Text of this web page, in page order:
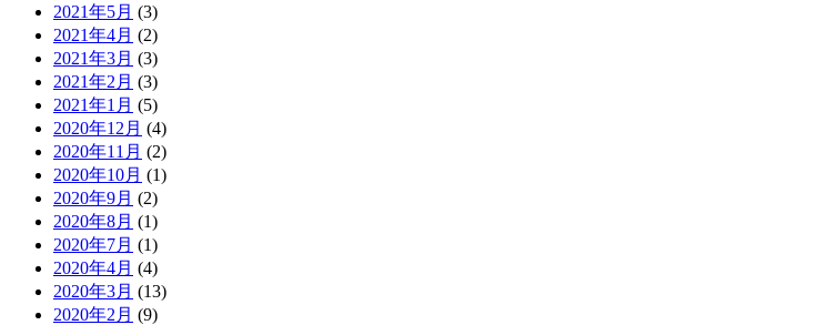
2021年5月 (3)
2021年4月 (2)
2021年3月 (3)
2021年2月 (3)
2021年1月 (5)
2020年12月 (4)
2020年11月 (2)
2020年10月 (1)
2020年9月 (2)
2020年8月 (1)
2020年7月 (1)
2020年4月 (4)
2020年3月 (13)
2020年2月 (9)